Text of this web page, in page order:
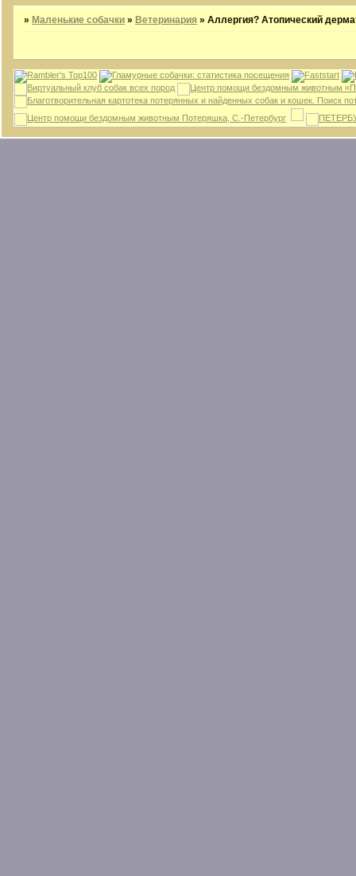
» Маленькие собачки » Ветеринария »Аллергия? Атопический